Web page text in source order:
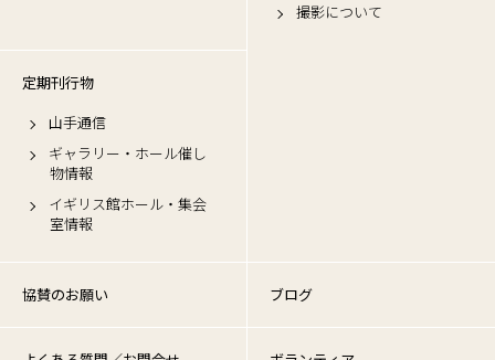
撮影について
定期刊行物
山手通信
ギャラリー・ホール催し
物情報
イギリス館ホール・集会
室情報
協賛のお願い ブログ